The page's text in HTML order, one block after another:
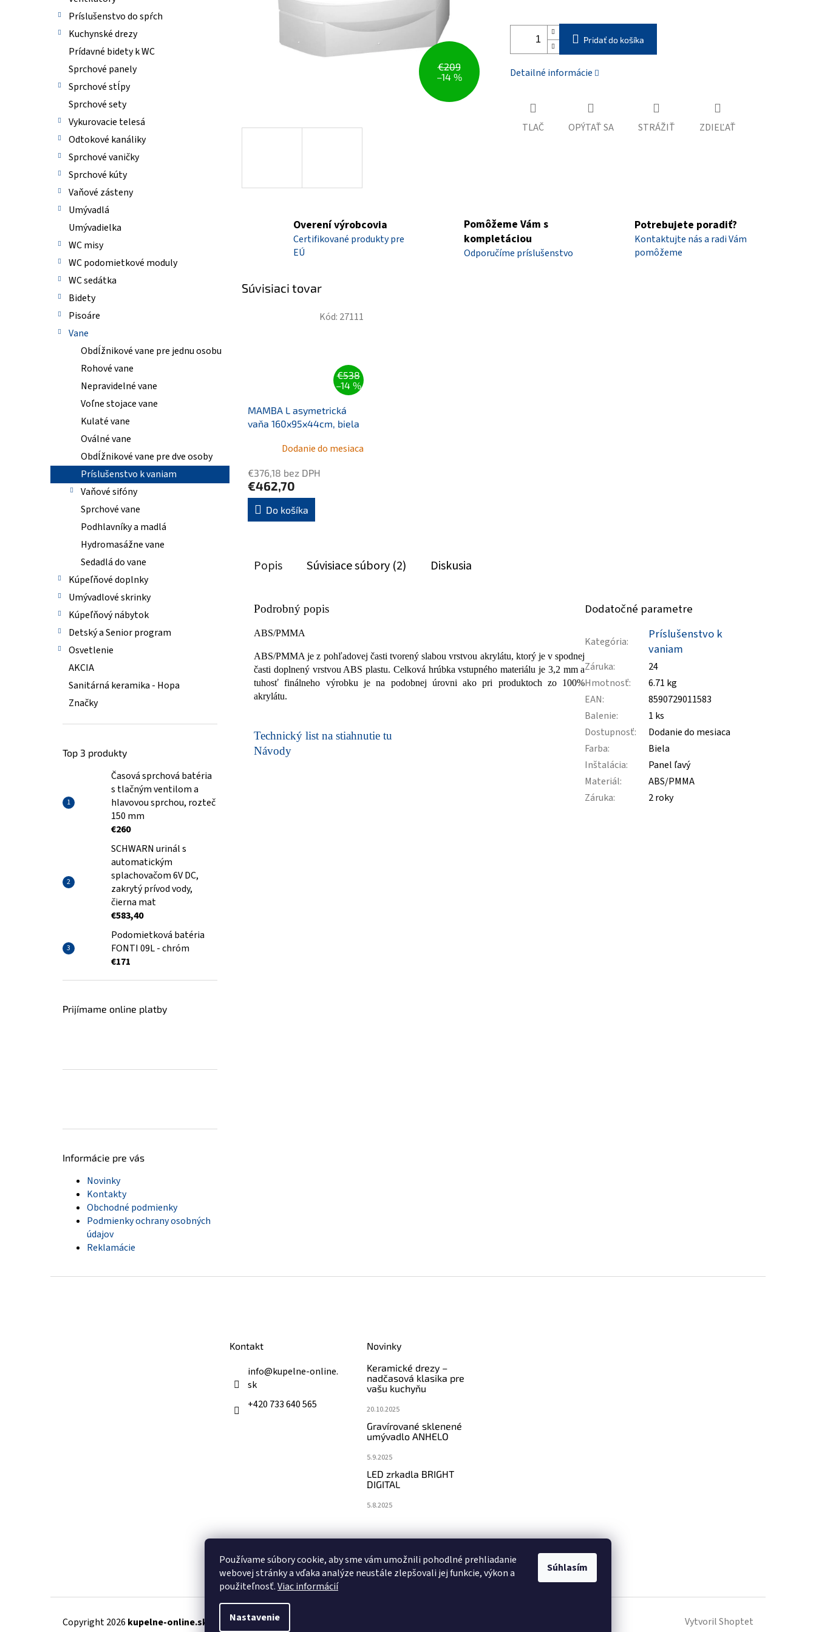
Používame súbory cookie, aby sme vám umožnili pohodlné prehliadanie
webovej stránky a vďaka analýze neustále zlepšovali jej funkcie, výkon a
použiteľnosť.Viac informácií
Nastavenie
Súhlasím
Príslušenstvo do spŕch
Kuchynské drezy
Prídavné bidety k WC
Sprchové panely
Sprchové stĺpy
Sprchové sety
Vykurovacie telesá
Odtokové kanáliky
Sprchové vaničky
Sprchové kúty
Vaňové zásteny
Umývadlá
Umývadielka
WC misy
WC podomietkové moduly
WC sedátka
Bidety
Pisoáre
Vane
Obdĺžnikové vane pre jednu osobu
Rohové vane
Nepravidelné vane
Voľne stojace vane
Kulaté vane
Oválné vane
Obdĺžnikové vane pre dve osoby
Príslušenstvo k vaniam
Vaňové sifóny
Sprchové vane
Podhlavníky a madlá
Hydromasážne vane
Sedadlá do vane
Kúpeľňové doplnky
Umývadlové skrinky
Kúpeľňový nábytok
Detský a Senior program
Osvetlenie
AKCIA
Sanitárná keramika - Hopa
Značky
Top 3 produkty
Časová sprchová batéria
s tlačným ventilom a
hlavovou sprchou, rozteč
150 mm
€260
SCHWARN urinál s
automatickým
splachovačom 6V DC,
zakrytý prívod vody,
čierna mat
€583,40
Podomietková batéria
FONTI 09L - chróm
€171
Prijímame online platby
Informácie pre vás
Novinky
Kontakty
Obchodné podmienky
Podmienky ochrany osobných
údajov
Reklamácie
€209
–14 %
Pridať do košíka
Detailné informácie
TLAČ OPÝTAŤ SA STRÁŽIŤ ZDIEĽAŤ
Overení výrobcovia
Certifikované produkty pre
EÚ
Pomôžeme Vám s
kompletáciou
Odporučíme príslušenstvo
Potrebujete poradiť?
Kontaktujte nás a radi Vám
pomôžeme
Súvisiaci tovar
€538
–14 %
MAMBA L asymetrická
vaňa 160x95x44cm, biela
Dodanie do mesiaca
€376,18 bez DPH
€462,70
Do košíka
Kód: 27111
Popis Súvisiace súbory (2) Diskusia
Podrobný popis
ABS/PMMA
ABS/PMMA je z pohľadovej časti tvorený slabou vrstvou akrylátu, ktorý je v spodnej
časti doplnený vrstvou ABS plastu. Celková hrúbka vstupného materiálu je 3,2 mm a
tuhosť finálneho výrobku je na podobnej úrovni ako pri produktoch zo 100%
akrylátu.
Technický list na stiahnutie tu
Návody
Dodatočné parametre
Kategória:
Príslušenstvo k
vaniam
Záruka:
24
Hmotnosť:
6.71 kg
EAN:
8590729011583
Balenie:
1 ks
Dostupnosť:
Dodanie do mesiaca
Farba:
Biela
Inštalácia:
Panel ľavý
Materiál:
ABS/PMMA
Záruka: 2 roky
Kontakt
info@kupelne-online.
sk
+420 733 640 565
Novinky
Keramické drezy –
nadčasová klasika pre
vašu kuchyňu
20.10.2025
Gravírované sklenené
umývadlo ANHELO
5.9.2025
LED zrkadla BRIGHT
DIGITAL
5.8.2025
Vytvoril Shoptet
Copyright 2026 kupelne-online.sk . Všetky práva vyhradené.